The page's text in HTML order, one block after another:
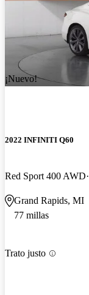
¡Nuevo!
2022 INFINITI Q60
Red Sport 400 AWD
Grand Rapids, MI
77 millas
Trato justo